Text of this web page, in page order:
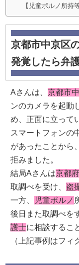
【児童ポルノ所持
京都市中京区
発覚したら弁
Aさんは、京都市
ンのカメラを起動
め、正面に立って
スマートフォンの
があったことから
拒みました。
結局Aさんは京都
取調べを受け、 盗
一方、
児童ポルノ
後日また取調べを
護士に相談するこ
（上記事例はフィ